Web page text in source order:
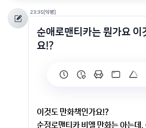
23:35[익명]
순애로맨티카는 뭔가요 이
요!?
이것도 만화책인가요!?
순정로맨티카 비엘 만화는 아는데,